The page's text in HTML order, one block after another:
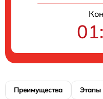
Преимущества Этапы